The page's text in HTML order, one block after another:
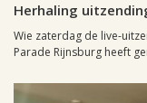
Herhaling
Wie zaterdag de live-
Parade Rijnsburg heeft